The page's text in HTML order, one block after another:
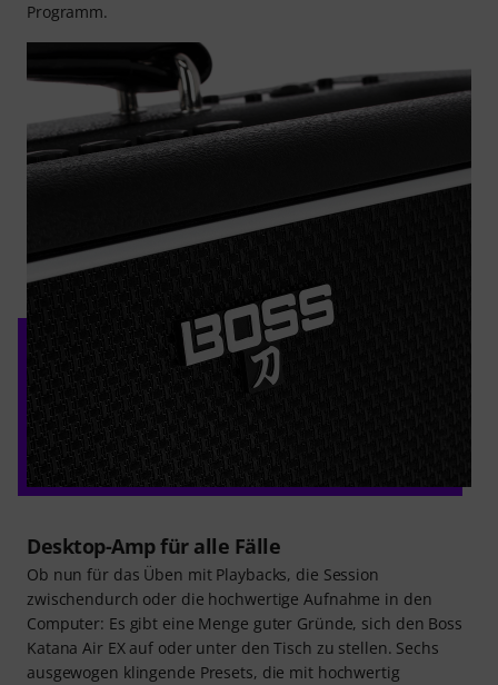
Programm.
Desktop-Amp für alle Fälle
Ob nun für das Üben mit Playbacks, die Session
zwischendurch oder die hochwertige Aufnahme in den
Computer: Es gibt eine Menge guter Gründe, sich den Boss
Katana Air EX auf oder unter den Tisch zu stellen. Sechs
ausgewogen klingende Presets, die mit hochwertig